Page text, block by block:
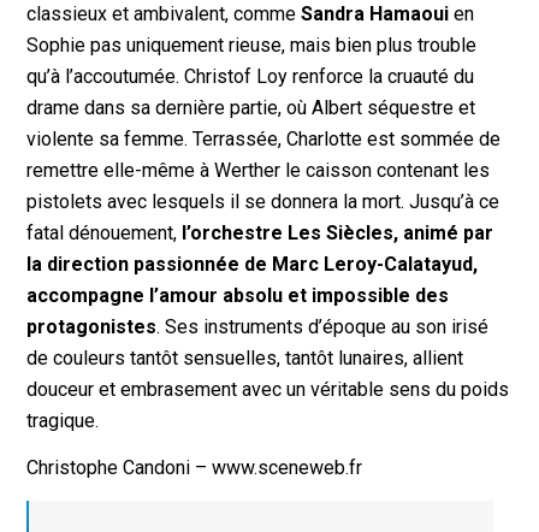
classieux et ambivalent, commeSandra Hamaoui en
Sophie pas uniquement rieuse, mais bien plus trouble
qu’à l’accoutumée. Christof Loy renforce la cruauté du
drame dans sa dernière partie, où Albert séquestre et
violente sa femme. Terrassée, Charlotte est sommée de
remettre elle-même à Werther le caisson contenant les
pistolets avec lesquels il se donnera la mort. Jusqu’à ce
fatal dénouement, l’orchestre Les Siècles, animé par
la direction passionnée de Marc Leroy-Calatayud,
accompagne l’amour absolu et impossible des
protagonistes. Ses instruments d’époque au son irisé
de couleurs tantôt sensuelles, tantôt lunaires, allient
douceur et embrasement avec un véritable sens du poids
tragique.
Christophe Candoni – www.sceneweb.fr